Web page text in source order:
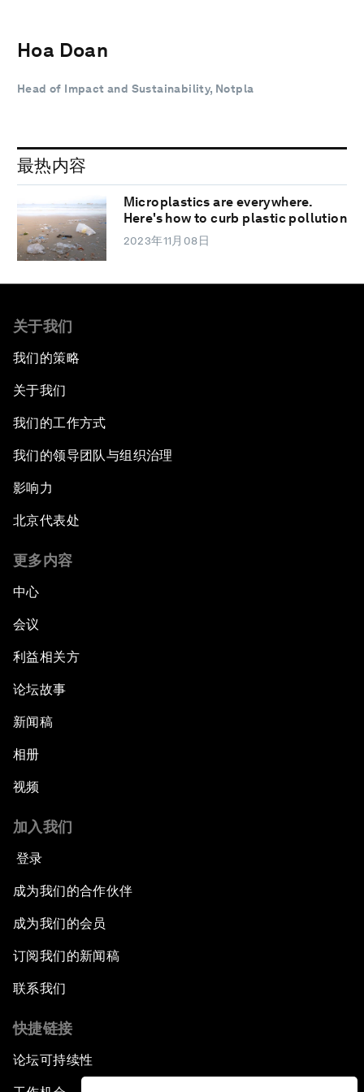
Hoa Doan
Head of Impact and Sustainability, Notpla
最热内容
Microplastics are everywhere.
Here's how to curb plastic pollution
2023年11月08日
关于我们
我们的策略
关于我们
我们的工作方式
我们的领导团队与组织治理
影响力
北京代表处
更多内容
中心
会议
利益相关方
论坛故事
新闻稿
相册
视频
加入我们
登录
成为我们的合作伙伴
成为我们的会员
订阅我们的新闻稿
联系我们
快捷链接
论坛可持续性